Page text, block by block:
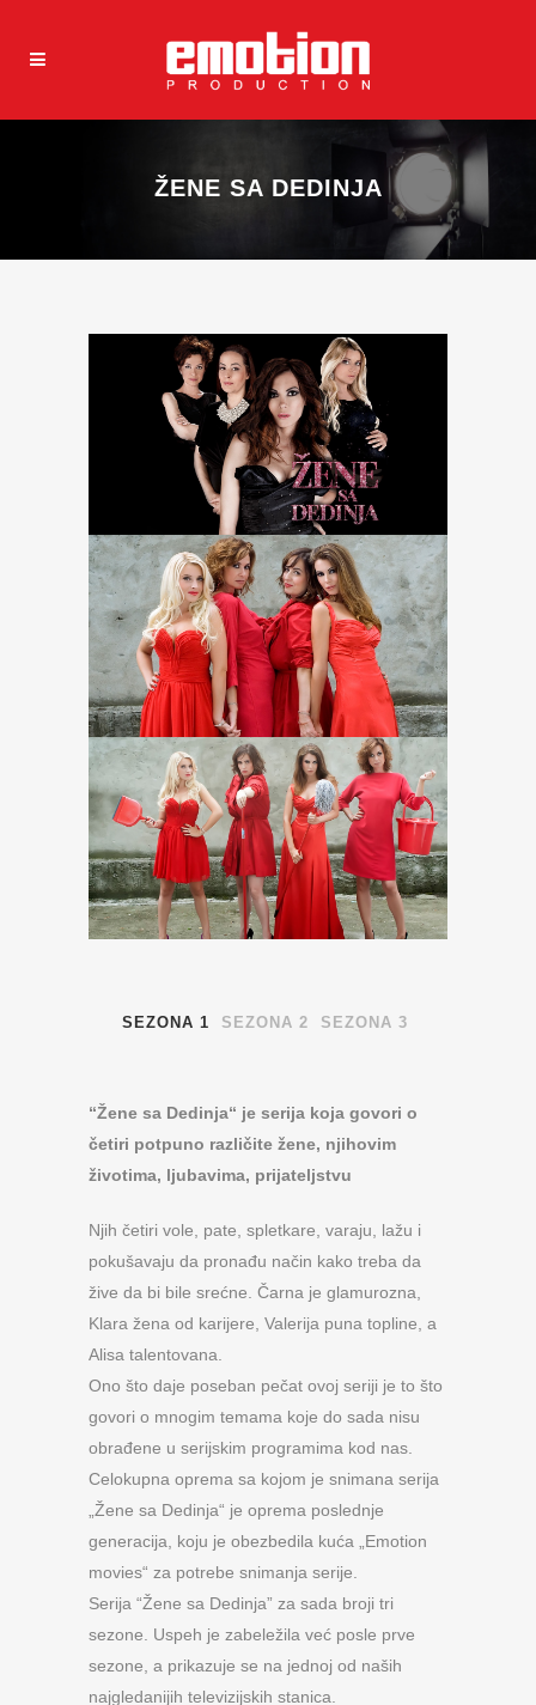
ŽENE SA DEDINJA
SEZONA 1 SEZONA 2 SEZONA 3
“Žene sa Dedinja“ je serija koja govori o
četiri potpuno različite žene, njihovim
životima, ljubavima, prijateljstvu
Njih četiri vole, pate, spletkare, varaju, lažu i
pokušavaju da pronađu način kako treba da
žive da bi bile srećne. Čarna je glamurozna,
Klara žena od karijere, Valerija puna topline, a
Alisa talentovana.
Ono što daje poseban pečat ovoj seriji je to što
govori o mnogim temama koje do sada nisu
obrađene u serijskim programima kod nas.
Celokupna oprema sa kojom je snimana serija
„Žene sa Dedinja“ je oprema poslednje
generacija, koju je obezbedila kuća „Emotion
movies“ za potrebe snimanja serije.
Serija “Žene sa Dedinja” za sada broji tri
sezone. Uspeh je zabeležila već posle prve
sezone, a prikazuje se na jednoj od naših
najgledanijih televizijskih stanica.